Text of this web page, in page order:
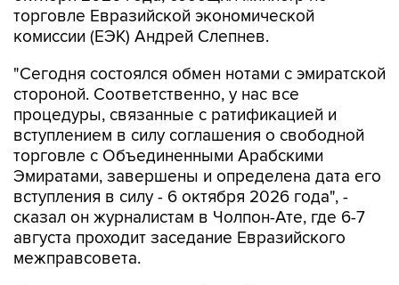
торговле Евразийской экономической
комиссии (ЕЭК) Андрей Слепнев.
"Сегодня состоялся обмен нотами с эмиратской
стороной. Соответственно, у нас все
процедуры, связанные с ратификацией и
вступлением в силу соглашения о свободной
торговле с Объединенными Арабскими
Эмиратами, завершены и определена дата его
вступления в силу - 6 октября 2026 года", -
сказал он журналистам в Чолпон-Ате, где 6-7
августа проходит заседание Евразийского
межправсовета.